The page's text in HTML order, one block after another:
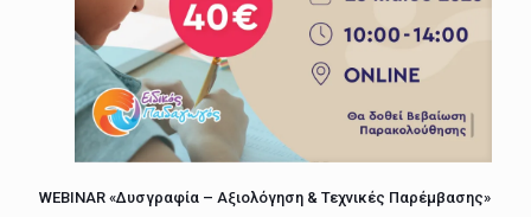
WEBINAR «Δυσγραφία – Αξιολόγηση & Τεχνικές Παρέμβασης»